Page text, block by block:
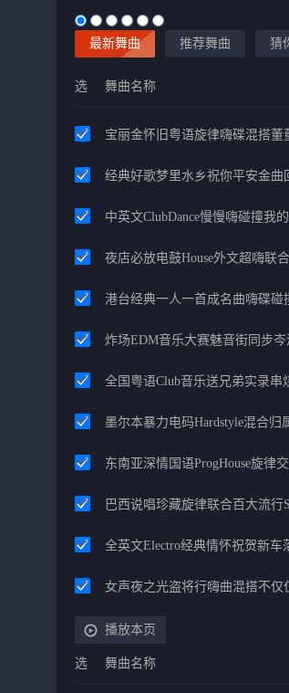
最新舞曲 推荐舞曲 猜
选 舞曲名称
宝丽金怀旧粤语旋律嗨碟混搭董
经典好歌梦里水乡祝你平安金
中英文ClubDance慢慢嗨碰撞我
夜店必放电鼓House外文超嗨联
港台经典一人一首成名曲嗨碟
炸场EDM音乐大赛魅音街同步
全国粤语Club音乐送兄弟实录
墨尔本暴力电码Hardstyle混合归
东南亚深情国语ProgHouse旋律
巴西说唱珍藏旋律联合百大流
全英文Electro经典情怀祝贺新
女声夜之光盗将行嗨曲混搭不仅
播放本页
选 舞曲名称